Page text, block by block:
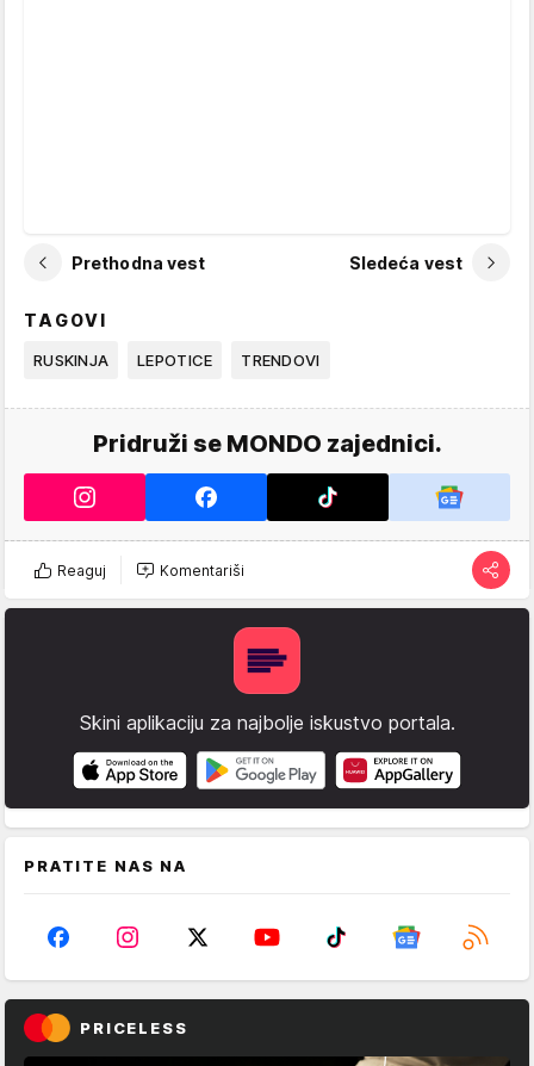
Prethodna vest Sledeća vest
TAGOVI
RUSKINJA LEPOTICE TRENDOVI
Pridruži se MONDO zajednici.
Reaguj Komentariši
Skini aplikaciju za najbolje iskustvo portala.
PRATITE NAS NA
PRICELESS